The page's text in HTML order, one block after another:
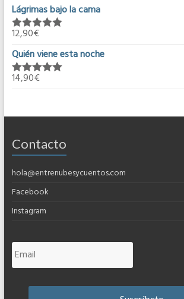
Lágrimas bajo la cama
Valorado en
12,90€
Quién viene esta noche
Valorado en
14,90€
Contacto
hola@entrenubesycuentos.com
Facebook
Instagram